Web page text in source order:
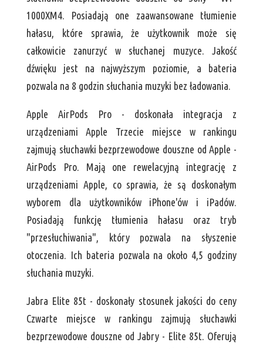
1000XM4. Posiadają one zaawansowane tłumienie
hałasu, które sprawia, że użytkownik może się
całkowicie zanurzyć w słuchanej muzyce. Jakość
dźwięku jest na najwyższym poziomie, a bateria
pozwala na 8 godzin słuchania muzyki bez ładowania.
Apple AirPods Pro - doskonała integracja z
urządzeniami Apple Trzecie miejsce w rankingu
zajmują słuchawki bezprzewodowe douszne od Apple -
AirPods Pro. Mają one rewelacyjną integrację z
urządzeniami Apple, co sprawia, że są doskonałym
wyborem dla użytkowników iPhone'ów i iPadów.
Posiadają funkcję tłumienia hałasu oraz tryb
"przesłuchiwania", który pozwala na słyszenie
otoczenia. Ich bateria pozwala na około 4,5 godziny
słuchania muzyki.
Jabra Elite 85t - doskonały stosunek jakości do ceny
Czwarte miejsce w rankingu zajmują słuchawki
bezprzewodowe douszne od Jabry - Elite 85t. Oferują